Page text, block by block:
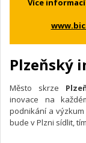
Více
Plzeňský
Město skrze
inovace na
podnikání a výzkum
bude v Plzni sídlit,